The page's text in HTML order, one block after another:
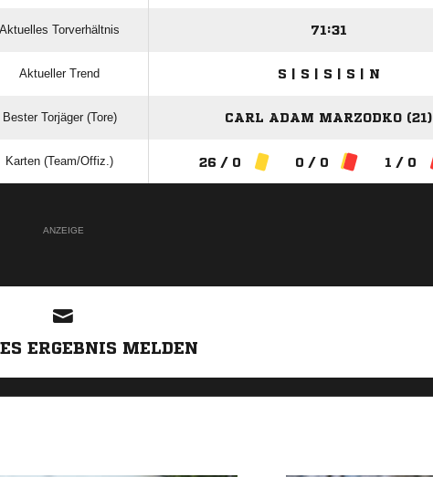
Aktuelles Torverhältnis 71:31
Aktueller Trend S | S | S | S | N
Bester Torjäger (Tore) CARL ADAM MARZODKO (21)
Karten (Team/Offiz.) 26 / 0 0 / 0 1 / 0
ANZEIGE
ERGEBNIS MELDEN